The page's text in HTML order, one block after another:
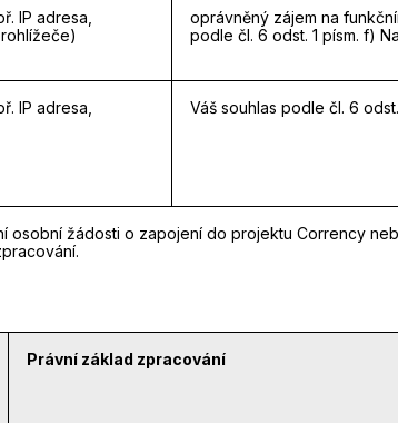
IP adresa,
oprávněný zájem na
podle čl. 6 odst. 1 písm. f)
IP adresa,
Váš souhlas podle čl. 6
žádosti o zapojení do projektu Corrency
Právní základ zpracování